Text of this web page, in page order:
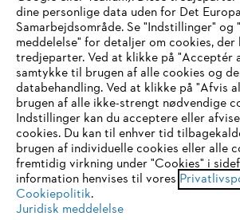
Service
Generelle vilkår og betingelser
Juridisk meddelelse Cookies
Juridisk information
IHR BROWSER WIRD
UNTERSTÜTZT
Sie nutzen einen Browser, den wir noch
eine optimale Nutzung unserer Seite
einem der folgenden Browser zu wechseln:
dine personlige data uden for Det
Samarbejdsområde. Se "Indstillinger" og
meddelelse" for detaljer om cookies, der
tredjeparter. Ved at klikke på "Acceptér
samtykke til brugen af alle cookies og
databehandling. Ved at klikke på "Afvis
brugen af alle ikke-strengt nødvendige
Indstillinger kan du acceptere eller
cookies. Du kan til enhver tid
brugen af individuelle cookies eller alle
fremtidig virkning under "Cookies" i
information henvises til vores
Cookiepolitik.
Juridisk meddelelse